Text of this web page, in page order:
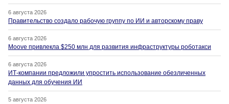
6 августа 2026
Правительство создало рабочую группу по ИИ и авторскому праву
6 августа 2026
Moove привлекла $250 млн для развития инфраструктуры роботакси
6 августа 2026
ИТ-компании предложили упростить использование обезличенных
данных для обучения ИИ
5 августа 2026